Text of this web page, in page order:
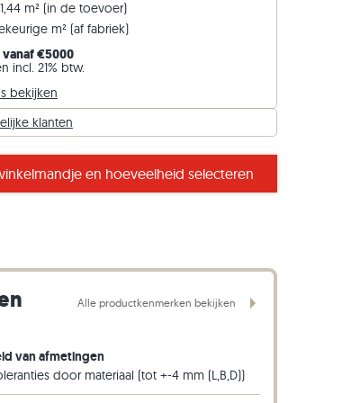
opsluitbanden
van verschillende intensiteit
m² (in de toevoer)
m² (af fabriek)
€5000
incl. 21% btw.
bekijken
klanten
en hoeveelheid selecteren
Alle productkenmerken bekijken
van afmetingen
door materiaal (tot +-4 mm (L,B,D))